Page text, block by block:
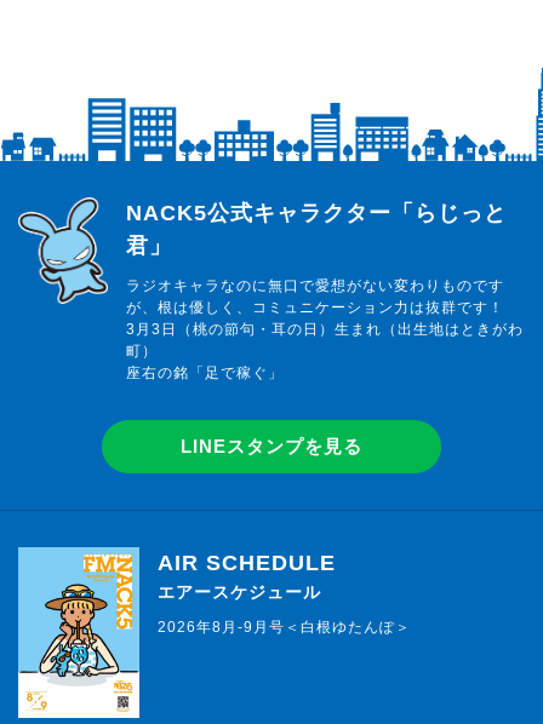
らじっと君
NACK5公式キャラクター「らじっと
君」
ラジオキャラなのに無口で愛想がない変わりものです
が、根は優しく、コミュニケーション力は抜群です！
3月3日（桃の節句・耳の日）生まれ（出生地はときがわ
町）
座右の銘「足で稼ぐ」
LINEスタンプを見る
AIR SCHEDULE
エアースケジュール
2026年8月-9月号＜白根ゆたんぽ＞